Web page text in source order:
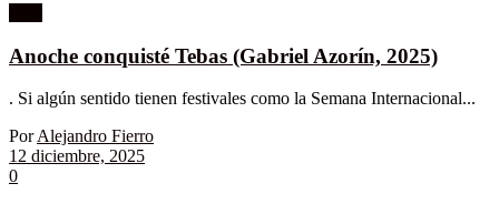
Anoche conquisté Tebas (Gabriel Azorín, 2025)
. Si algún sentido tienen festivales como la Semana Internacional...
Por Alejandro Fierro
12 diciembre, 2025
0